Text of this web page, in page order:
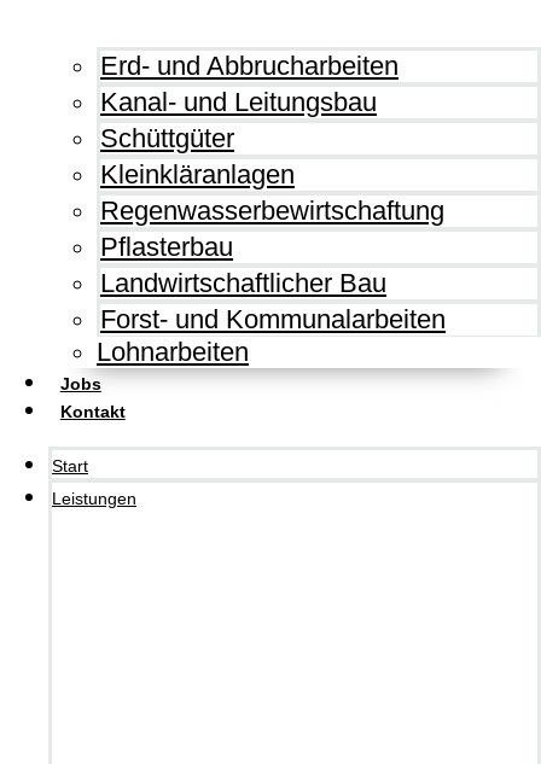
Erd- und Abbrucharbeiten
Kanal- und Leitungsbau
Schüttgüter
Kleinkläranlagen
Regenwasserbewirtschaftung
Pflasterbau
Landwirtschaftlicher Bau
Forst- und Kommunalarbeiten
Lohnarbeiten
Jobs
Kontakt
Start
Leistungen